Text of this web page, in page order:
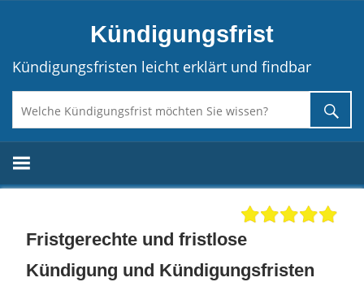
Kündigungsfrist
Kündigungsfristen leicht erklärt und findbar
Fristgerechte und fristlose
Kündigung und Kündigungsfristen